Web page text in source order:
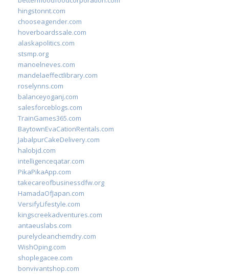
hingstonnt.com
chooseagender.com
hoverboardssale.com
alaskapolitics.com
stsmp.org
manoelneves.com
mandelaeffectlibrary.com
roselynns.com
balanceyoganj.com
salesforceblogs.com
TrainGames365.com
BaytownEvaCationRentals.com
JabalpurCakeDelivery.com
halobjd.com
intelligenceqatar.com
PikaPikaApp.com
takecareofbusinessdfw.org
HamadaOfJapan.com
VersifyLifestyle.com
kingscreekadventures.com
antaeuslabs.com
purelycleanchemdry.com
WishOping.com
shoplegacee.com
bonvivantshop.com